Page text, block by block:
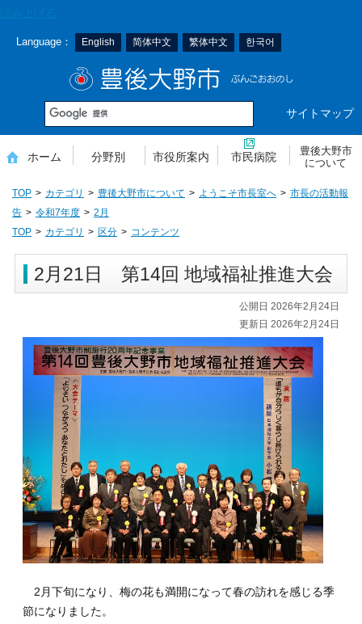
Language： English 简体中文 繁体中文 한국어
サイトマップ
ホーム 分野別 市役所案内 市民病院
豊後大野市
について
TOP カテゴリ 豊後大野市について ようこそ市長室へ
市長の活動報
告
令和7年度
2月
TOP
カテゴリ 区分 コンテンツ
2月21日 第14回 地域福祉推進大会
公開日 2026年2月24日
更新日 2026年2月24日
2月下旬になり、梅の花も満開になって春の訪れを感じる季
節になりました。